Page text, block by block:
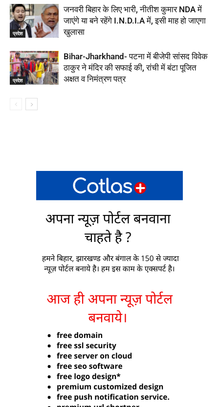
प्रदेश
जनवरी बिहार के लिए भारी, नीतीश कुमार NDA में
जाएंगे या बने रहेंगे I.N.D.I.A में, इसी माह हो जाएगा
खुलासा
प्रदेश
Bihar-Jharkhand- पटना में बीजेपी सांसद विवेक
ठाकुर ने मंदिर की सफाई की, रांची में बंटा पूजित
अक्षत व निमंत्रण पत्र